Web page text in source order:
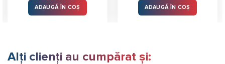
fost:
curent
18.935,00 lei.
ADAUGĂ ÎN COȘ ADAUGĂ ÎN COȘ
Alți clienți au cumpărat și: